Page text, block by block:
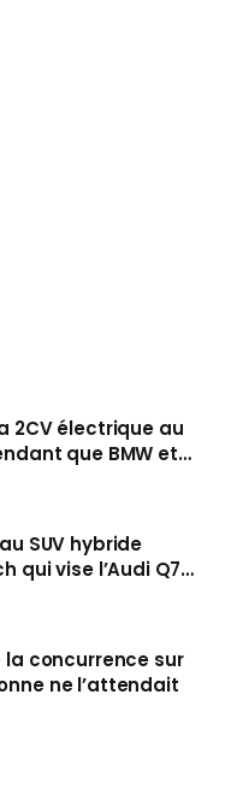
2CV électrique au
que BMW et
SUV hybride
qui vise l’Audi Q7
automne
concurrence sur
ne l’attendait